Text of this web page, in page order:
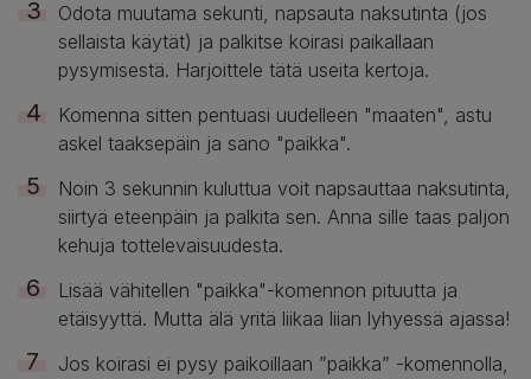
Odota muutama sekunti, napsauta naksutinta (jos
sellaista käytät) ja palkitse koirasi paikallaan
pysymisestä. Harjoittele tätä useita kertoja.
Komenna sitten pentuasi uudelleen "maaten", astu
askel taaksepäin ja sano "paikka".
Noin 3 sekunnin kuluttua voit napsauttaa naksutinta,
siirtyä eteenpäin ja palkita sen. Anna sille taas paljon
kehuja tottelevaisuudesta.
Lisää vähitellen "paikka"-komennon pituutta ja
etäisyyttä. Mutta älä yritä liikaa liian lyhyessä ajassa!
Jos koirasi ei pysy paikoillaan ”paikka” -komennolla,